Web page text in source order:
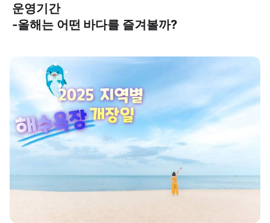
운영기간
-올해는 어떤 바다를 즐겨볼까?